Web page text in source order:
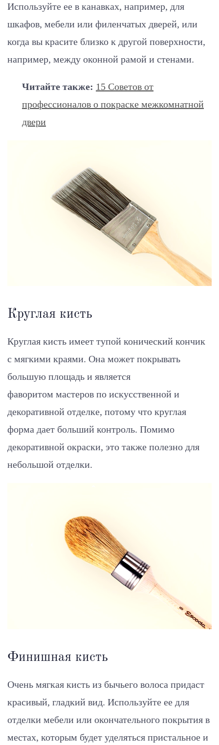
Используйте ее в канавках, например, для
шкафов, мебели или филенчатых дверей, или
когда вы красите близко к другой поверхности,
например, между оконной рамой и стенами.
Читайте также: 15 Советов от
профессионалов о покраске межкомнатной
двери
Круглая кисть
Круглая кисть имеет тупой конический кончик
с мягкими краями. Она может покрывать
большую площадь и является
фаворитом мастеров по искусственной и
декоративной отделке, потому что круглая
форма дает больший контроль. Помимо
декоративной окраски, это также полезно для
небольшой отделки.
Финишная кисть
Очень мягкая кисть из бычьего волоса придаст
красивый, гладкий вид. Используйте ее для
отделки мебели или окончательного покрытия в
местах, которым будет уделяться пристальное и